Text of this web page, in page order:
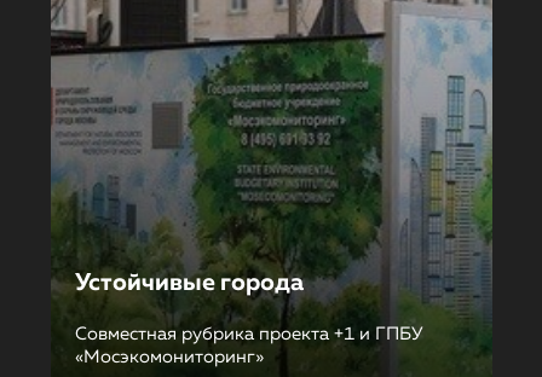
Устойчивые города
Совместная рубрика проекта +1 и ГПБУ
«Мосэкомониторинг»